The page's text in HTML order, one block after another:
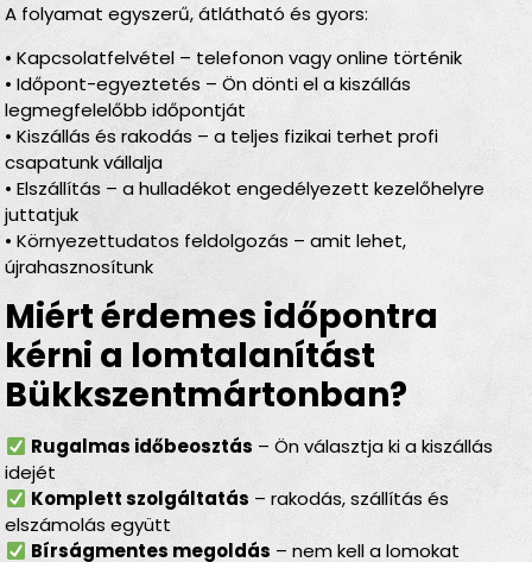
A folyamat egyszerű, átlátható és gyors:
• Kapcsolatfelvétel – telefonon vagy online történik
• Időpont-egyeztetés – Ön dönti el a kiszállás
legmegfelelőbb időpontját
• Kiszállás és rakodás – a teljes fizikai terhet profi
csapatunk vállalja
• Elszállítás – a hulladékot engedélyezett kezelőhelyre
juttatjuk
• Környezettudatos feldolgozás – amit lehet,
újrahasznosítunk
Miért érdemes időpontra
kérni a lomtalanítást
Bükkszentmártonban?
Rugalmas időbeosztás – Ön választja ki a kiszállás
idejét
Komplett szolgáltatás – rakodás, szállítás és
elszámolás együtt
Bírságmentes megoldás – nem kell a lomokat